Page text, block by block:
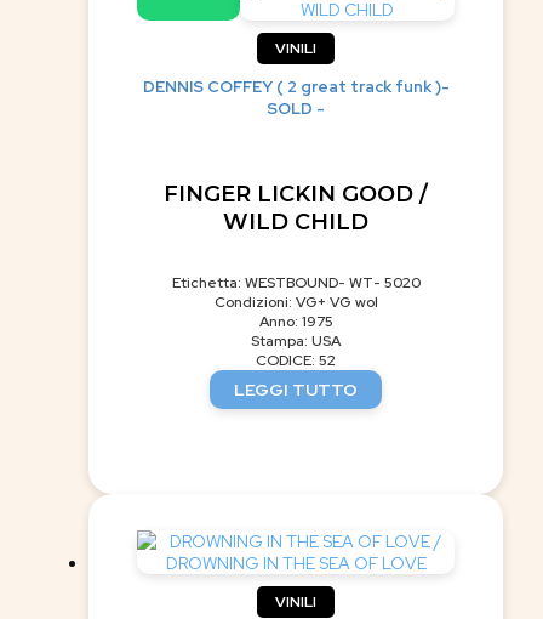
VINILI
DENNIS COFFEY ( 2 great track funk )-
SOLD -
FINGER LICKIN GOOD /
WILD CHILD
Etichetta: WESTBOUND- WT- 5020
Condizioni: VG+ VG wol
Anno: 1975
Stampa: USA
CODICE: 52
LEGGI TUTTO
VINILI